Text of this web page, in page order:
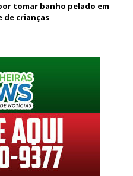
tomar banho pelado em
de crianças